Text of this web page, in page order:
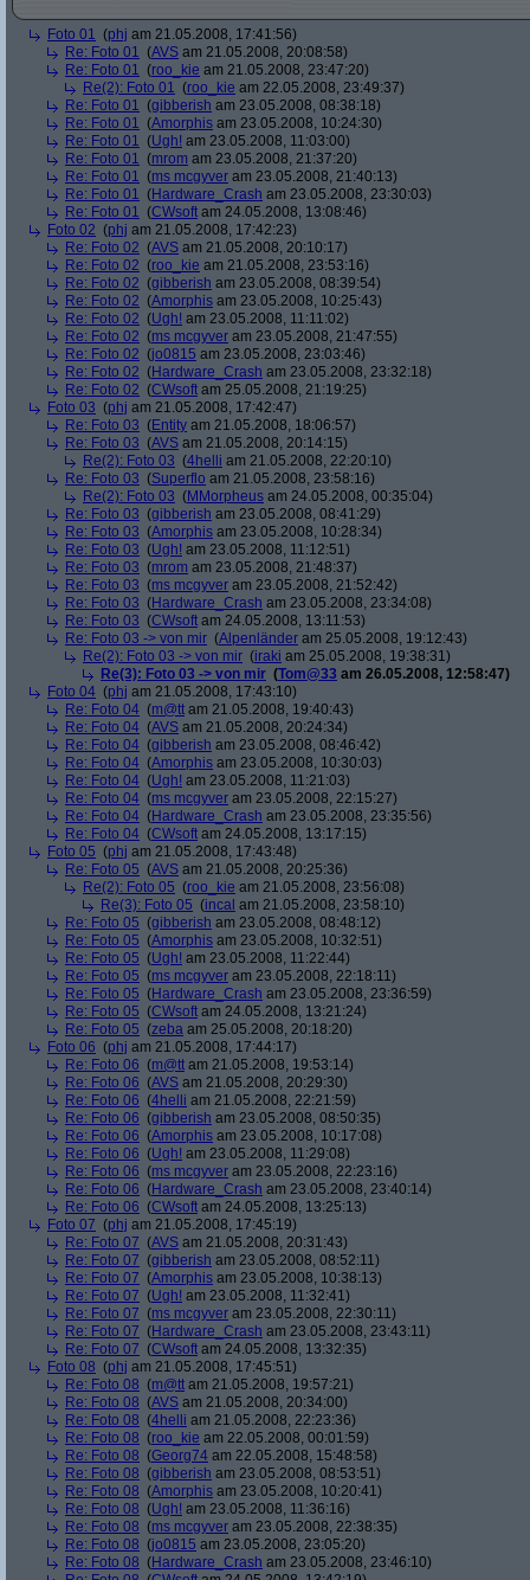
Foto 01 (phj am 21.05.2008, 17:41:56)
Re: Foto 01 (AVS am 21.05.2008, 20:08:58)
Re: Foto 01 (roo_kie am 21.05.2008, 23:47:20)
Re(2): Foto 01 (roo_kie am 22.05.2008, 23:49:37)
Re: Foto 01 (gibberish am 23.05.2008, 08:38:18)
Re: Foto 01 (Amorphis am 23.05.2008, 10:24:30)
Re: Foto 01 (Ugh! am 23.05.2008, 11:03:00)
Re: Foto 01 (mrom am 23.05.2008, 21:37:20)
Re: Foto 01 (ms mcgyver am 23.05.2008, 21:40:13)
Re: Foto 01 (Hardware_Crash am 23.05.2008, 23:30:03)
Re: Foto 01 (CWsoft am 24.05.2008, 13:08:46)
Foto 02 (phj am 21.05.2008, 17:42:23)
Re: Foto 02 (AVS am 21.05.2008, 20:10:17)
Re: Foto 02 (roo_kie am 21.05.2008, 23:53:16)
Re: Foto 02 (gibberish am 23.05.2008, 08:39:54)
Re: Foto 02 (Amorphis am 23.05.2008, 10:25:43)
Re: Foto 02 (Ugh! am 23.05.2008, 11:11:02)
Re: Foto 02 (ms mcgyver am 23.05.2008, 21:47:55)
Re: Foto 02 (jo0815 am 23.05.2008, 23:03:46)
Re: Foto 02 (Hardware_Crash am 23.05.2008, 23:32:18)
Re: Foto 02 (CWsoft am 25.05.2008, 21:19:25)
Foto 03 (phj am 21.05.2008, 17:42:47)
Re: Foto 03 (Entity am 21.05.2008, 18:06:57)
Re: Foto 03 (AVS am 21.05.2008, 20:14:15)
Re(2): Foto 03 (4helli am 21.05.2008, 22:20:10)
Re: Foto 03 (Superflo am 21.05.2008, 23:58:16)
Re(2): Foto 03 (MMorpheus am 24.05.2008, 00:35:04)
Re: Foto 03 (gibberish am 23.05.2008, 08:41:29)
Re: Foto 03 (Amorphis am 23.05.2008, 10:28:34)
Re: Foto 03 (Ugh! am 23.05.2008, 11:12:51)
Re: Foto 03 (mrom am 23.05.2008, 21:48:37)
Re: Foto 03 (ms mcgyver am 23.05.2008, 21:52:42)
Re: Foto 03 (Hardware_Crash am 23.05.2008, 23:34:08)
Re: Foto 03 (CWsoft am 24.05.2008, 13:11:53)
Re: Foto 03 -> von mir (Alpenländer am 25.05.2008, 19:12:43)
Re(2): Foto 03 -> von mir (iraki am 25.05.2008, 19:38:31)
Re(3): Foto 03 -> von mir (Tom@33 am 26.05.2008, 12:58:47)
Foto 04 (phj am 21.05.2008, 17:43:10)
Re: Foto 04 (m@tt am 21.05.2008, 19:40:43)
Re: Foto 04 (AVS am 21.05.2008, 20:24:34)
Re: Foto 04 (gibberish am 23.05.2008, 08:46:42)
Re: Foto 04 (Amorphis am 23.05.2008, 10:30:03)
Re: Foto 04 (Ugh! am 23.05.2008, 11:21:03)
Re: Foto 04 (ms mcgyver am 23.05.2008, 22:15:27)
Re: Foto 04 (Hardware_Crash am 23.05.2008, 23:35:56)
Re: Foto 04 (CWsoft am 24.05.2008, 13:17:15)
Foto 05 (phj am 21.05.2008, 17:43:48)
Re: Foto 05 (AVS am 21.05.2008, 20:25:36)
Re(2): Foto 05 (roo_kie am 21.05.2008, 23:56:08)
Re(3): Foto 05 (incal am 21.05.2008, 23:58:10)
Re: Foto 05 (gibberish am 23.05.2008, 08:48:12)
Re: Foto 05 (Amorphis am 23.05.2008, 10:32:51)
Re: Foto 05 (Ugh! am 23.05.2008, 11:22:44)
Re: Foto 05 (ms mcgyver am 23.05.2008, 22:18:11)
Re: Foto 05 (Hardware_Crash am 23.05.2008, 23:36:59)
Re: Foto 05 (CWsoft am 24.05.2008, 13:21:24)
Re: Foto 05 (zeba am 25.05.2008, 20:18:20)
Foto 06 (phj am 21.05.2008, 17:44:17)
Re: Foto 06 (m@tt am 21.05.2008, 19:53:14)
Re: Foto 06 (AVS am 21.05.2008, 20:29:30)
Re: Foto 06 (4helli am 21.05.2008, 22:21:59)
Re: Foto 06 (gibberish am 23.05.2008, 08:50:35)
Re: Foto 06 (Amorphis am 23.05.2008, 10:17:08)
Re: Foto 06 (Ugh! am 23.05.2008, 11:29:08)
Re: Foto 06 (ms mcgyver am 23.05.2008, 22:23:16)
Re: Foto 06 (Hardware_Crash am 23.05.2008, 23:40:14)
Re: Foto 06 (CWsoft am 24.05.2008, 13:25:13)
Foto 07 (phj am 21.05.2008, 17:45:19)
Re: Foto 07 (AVS am 21.05.2008, 20:31:43)
Re: Foto 07 (gibberish am 23.05.2008, 08:52:11)
Re: Foto 07 (Amorphis am 23.05.2008, 10:38:13)
Re: Foto 07 (Ugh! am 23.05.2008, 11:32:41)
Re: Foto 07 (ms mcgyver am 23.05.2008, 22:30:11)
Re: Foto 07 (Hardware_Crash am 23.05.2008, 23:43:11)
Re: Foto 07 (CWsoft am 24.05.2008, 13:32:35)
Foto 08 (phj am 21.05.2008, 17:45:51)
Re: Foto 08 (m@tt am 21.05.2008, 19:57:21)
Re: Foto 08 (AVS am 21.05.2008, 20:34:00)
Re: Foto 08 (4helli am 21.05.2008, 22:23:36)
Re: Foto 08 (roo_kie am 22.05.2008, 00:01:59)
Re: Foto 08 (Georg74 am 22.05.2008, 15:48:58)
Re: Foto 08 (gibberish am 23.05.2008, 08:53:51)
Re: Foto 08 (Amorphis am 23.05.2008, 10:20:41)
Re: Foto 08 (Ugh! am 23.05.2008, 11:36:16)
Re: Foto 08 (ms mcgyver am 23.05.2008, 22:38:35)
Re: Foto 08 (jo0815 am 23.05.2008, 23:05:20)
Re: Foto 08 (Hardware_Crash am 23.05.2008, 23:46:10)